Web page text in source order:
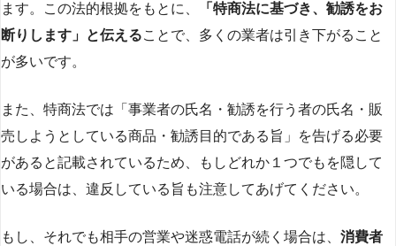
ます。この法的根拠をもとに、
「特商法に基づき、勧誘をお
断りします」と伝えることで、多くの業者は引き下がること
が多いです​​。
また、特商法では「事業者の氏名・勧誘を行う者の氏名・販
売しようとしている商品・勧誘目的である旨」を告げる必要
があると記載されているため、もしどれか１つでもを隠して
いる場合は、違反している旨も注意してあげてください。
もし、それでも相手の営業や迷惑電話が続く場合は、 消費者